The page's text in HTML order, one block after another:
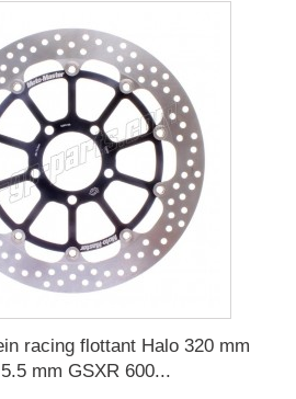
racing flottant Halo 320 mm
5.5 mm GSXR 600...